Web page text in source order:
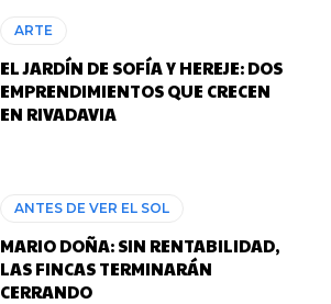
ARTE
EL JARDÍN DE SOFÍA Y HEREJE: DOS
EMPRENDIMIENTOS QUE CRECEN
EN RIVADAVIA
ANTES DE VER EL SOL
MARIO DOÑA: SIN RENTABILIDAD,
LAS FINCAS TERMINARÁN
CERRANDO